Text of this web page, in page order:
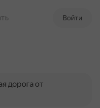
Войти
дорога от